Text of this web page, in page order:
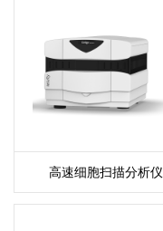
高速细胞扫描分析仪